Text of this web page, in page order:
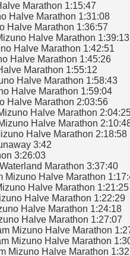
Marathon 1:15:47
Halve Marathon 1:31:08
Halve Marathon 1:36:57
Halve Marathon 1:39:13
Halve Marathon 1:42:51
Halve Marathon 1:45:26
Marathon 1:55:12
Halve Marathon 1:58:43
Halve Marathon 1:59:04
Halve Marathon 2:03:56
Halve Marathon
Halve Marathon
Halve Marathon 2:18:58
3:42
3:26:03
Marathon 3:37:40
Mizuno Halve Marathon
Halve Marathon 1:21:25
Halve Marathon 1:22:29
Halve Marathon 1:24:18
Halve Marathon 1:27:07
Mizuno Halve Marathon
Mizuno Halve Marathon
Mizuno Halve Marathon